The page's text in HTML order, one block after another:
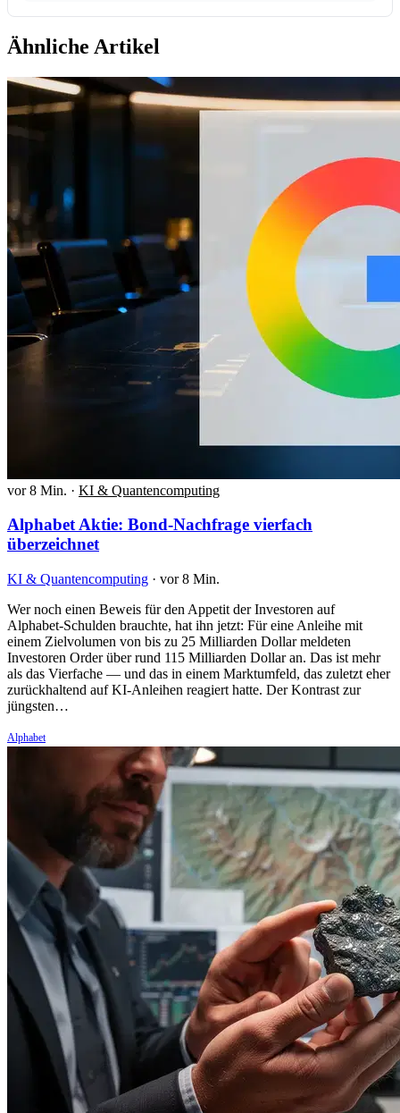
Ähnliche Artikel
vor 8 Min. · KI & Quantencomputing
Alphabet Aktie: Bond-Nachfrage vierfach
überzeichnet
KI & Quantencomputing · vor 8 Min.
Wer noch einen Beweis für den Appetit der Investoren auf
Alphabet-Schulden brauchte, hat ihn jetzt: Für eine Anleihe mit
einem Zielvolumen von bis zu 25 Milliarden Dollar meldeten
Investoren Order über rund 115 Milliarden Dollar an. Das ist mehr
als das Vierfache — und das in einem Marktumfeld, das zuletzt eher
zurückhaltend auf KI-Anleihen reagiert hatte. Der Kontrast zur
jüngsten…
Alphabet